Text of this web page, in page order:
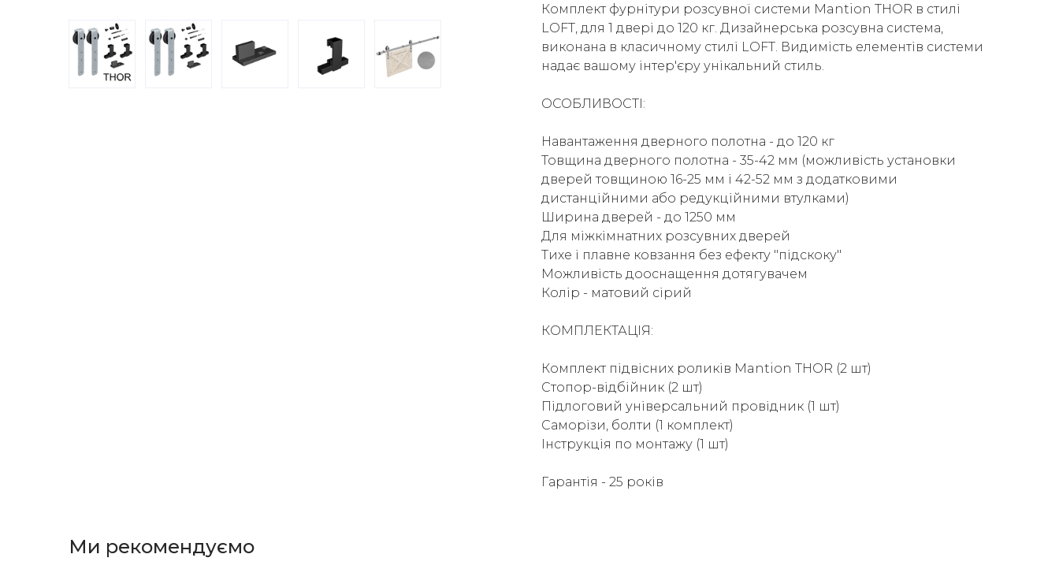
Комплект фурнітури розсувної системи Mantion THOR в стилі
LOFT, для 1 двері до 120 кг. Дизайнерська розсувна система,
виконана в класичному стилі LOFT. Видимість елементів системи
надає вашому інтер'єру унікальний стиль.
ОСОБЛИВОСТІ:
Навантаження дверного полотна - до 120 кг
Товщина дверного полотна - 35-42 мм (можливість установки
дверей товщиною 16-25 мм і 42-52 мм з додатковими
дистанційними або редукційними втулками)
Ширина дверей - до 1250 мм
Для міжкімнатних розсувних дверей
Тихе і плавне ковзання без ефекту "підскоку"
Можливість дооснащення дотягувачем
Колір - матовий сірий
КОМПЛЕКТАЦІЯ:
Комплект підвісних роликів Mantion THOR (2 шт)
Стопор-відбійник (2 шт)
Підлоговий універсальний провідник (1 шт)
Саморізи, болти (1 комплект)
Інструкція по монтажу (1 шт)
Гарантія - 25 років
Ми рекомендуємо